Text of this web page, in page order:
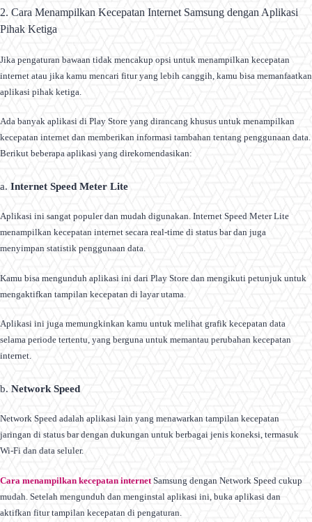
2. Cara Menampilkan Kecepatan Internet Samsung dengan Aplikasi
Pihak Ketiga
Jika pengaturan bawaan tidak mencakup opsi untuk menampilkan kecepatan
internet atau jika kamu mencari fitur yang lebih canggih, kamu bisa memanfaatkan
aplikasi pihak ketiga.
Ada banyak aplikasi di Play Store yang dirancang khusus untuk menampilkan
kecepatan internet dan memberikan informasi tambahan tentang penggunaan data.
Berikut beberapa aplikasi yang direkomendasikan:
a. Internet Speed Meter Lite
Aplikasi ini sangat populer dan mudah digunakan. Internet Speed Meter Lite
menampilkan kecepatan internet secara real-time di status bar dan juga
menyimpan statistik penggunaan data.
Kamu bisa mengunduh aplikasi ini dari Play Store dan mengikuti petunjuk untuk
mengaktifkan tampilan kecepatan di layar utama.
Aplikasi ini juga memungkinkan kamu untuk melihat grafik kecepatan data
selama periode tertentu, yang berguna untuk memantau perubahan kecepatan
internet.
b. Network Speed
Network Speed adalah aplikasi lain yang menawarkan tampilan kecepatan
jaringan di status bar dengan dukungan untuk berbagai jenis koneksi, termasuk
Wi-Fi dan data seluler.
Cara menampilkan kecepatan internet Samsung dengan Network Speed cukup
mudah. Setelah mengunduh dan menginstal aplikasi ini, buka aplikasi dan
aktifkan fitur tampilan kecepatan di pengaturan.